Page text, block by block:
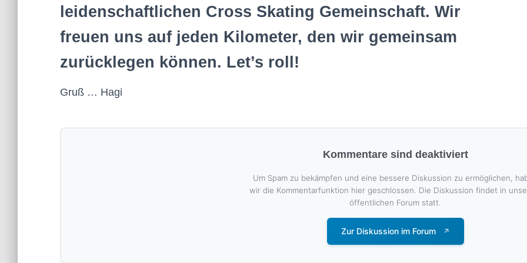
leidenschaftlichen Cross Skating Gemeinschaft. Wir
freuen uns auf jeden Kilometer, den wir gemeinsam
zurücklegen können. Let’s roll!
Gruß … Hagi
Kommentare sind deaktiviert
Um Spam zu bekämpfen und eine bessere Diskussion zu ermöglichen,
wir die Kommentarfunktion hier geschlossen. Die Diskussion findet in
öffentlichen Forum statt.
Zur Diskussion im Forum ↗